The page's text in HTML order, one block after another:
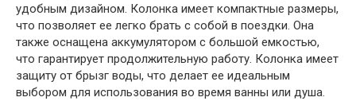
удобным дизайном. Колонка имеет компактные размеры,
что позволяет ее легко брать с собой в поездки. Она
также оснащена аккумулятором с большой емкостью,
что гарантирует продолжительную работу. Колонка имеет
защиту от брызг воды, что делает ее идеальным
выбором для использования во время ванны или душа.